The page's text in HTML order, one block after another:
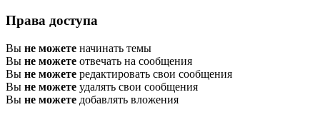
Права доступа
Вы не можете начинать темы
Вы не можете отвечать на сообщения
Вы не можете редактировать свои сообщения
Вы не можете удалять свои сообщения
Вы не можете добавлять вложения